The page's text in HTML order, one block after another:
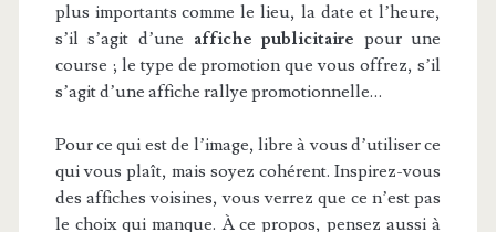
plus importants comme le lieu, la date et l’heure,
s’il s’agit d’une affiche publicitaire pour une
course ; le type de promotion que vous offrez, s’il
s’agit d’une affiche rallye promotionnelle…
Pour ce qui est de l’image, libre à vous d’utiliser ce
qui vous plaît, mais soyez cohérent. Inspirez-vous
des affiches voisines, vous verrez que ce n’est pas
le choix qui manque. À ce propos, pensez aussi à